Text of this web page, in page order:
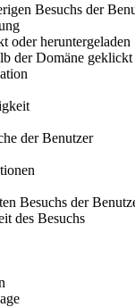
Besuchs der
oder heruntergeladen
der Domäne geklickt
der Benutzer
Besuchs der
des Besuchs